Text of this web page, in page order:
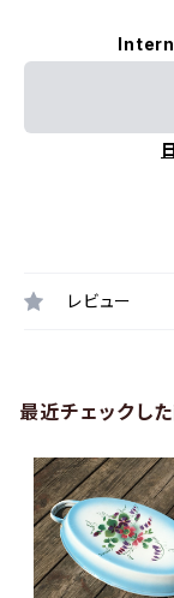
レビュー
最近チェックし